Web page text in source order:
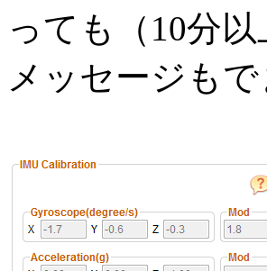
っても（10分
メッセージもで